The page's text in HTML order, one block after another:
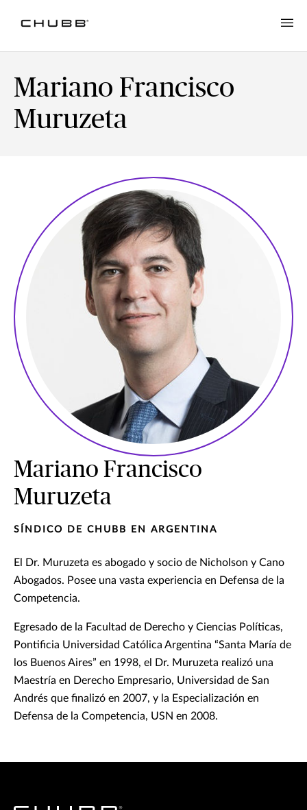
Mariano Francisco
Muruzeta
Mariano Francisco
Muruzeta
SÍNDICO DE CHUBB EN ARGENTINA
El Dr. Muruzeta es abogado y socio de Nicholson y Cano
Abogados. Posee una vasta experiencia en Defensa de la
Competencia.
Egresado de la Facultad de Derecho y Ciencias Políticas,
Pontificia Universidad Católica Argentina “Santa María de
los Buenos Aires” en 1998, el Dr. Muruzeta realizó una
Maestría en Derecho Empresario, Universidad de San
Andrés que finalizó en 2007, y la Especialización en
Defensa de la Competencia, USN en 2008.